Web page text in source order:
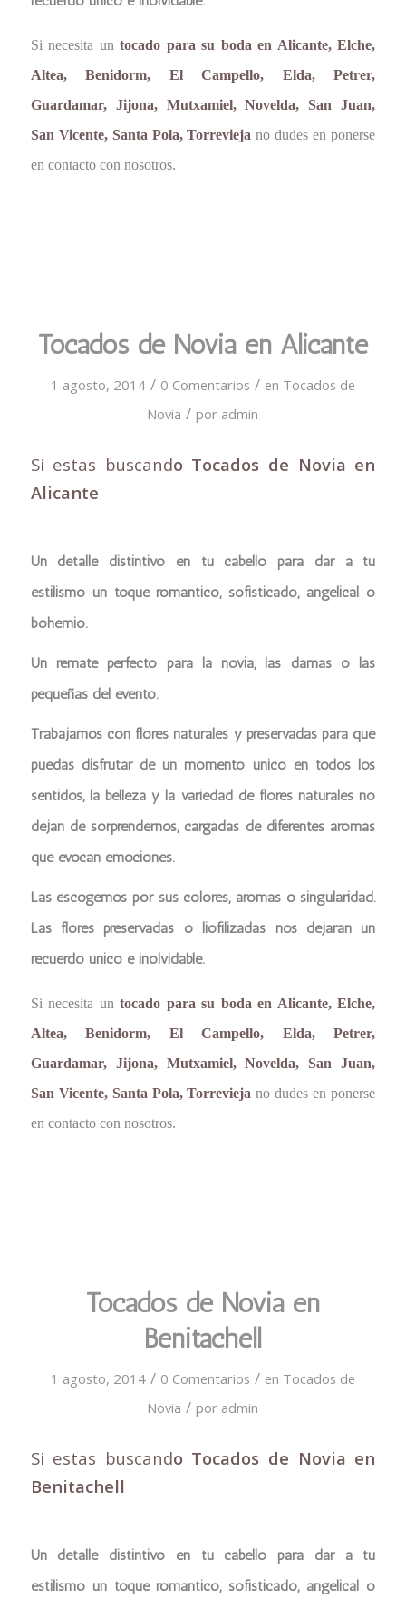
Si necesita untocado para su boda en Alicante, Elche,
Altea, Benidorm, El Campello, Elda, Petrer,
Guardamar, Jijona, Mutxamiel, Novelda, San Juan,
San Vicente, Santa Pola, Torrevieja no dudes en ponerse
en contacto con nosotros.
Tocados de Novia en Alicante
1 agosto, 2014 / 0 Comentarios / en Tocados de
Novia / por admin
Si estas buscando Tocados de Novia en
Alicante
Un detalle distintivo en tu cabello para dar a tu
estilismo un toque romántico, sofisticado, angelical o
bohemio.
Un remate perfecto para la novia, las damas o las
pequeñas del evento.
Trabajamos con flores naturales y preservadas para que
puedas disfrutar de un momento único en todos los
sentidos, la belleza y la variedad de flores naturales no
dejan de sorprendernos, cargadas de diferentes aromas
que evocan emociones.
Las escogemos por sus colores, aromas o singularidad.
Las flores preservadas o liofilizadas nos dejaran un
recuerdo único e inolvidable.
Si necesita untocado para su boda en Alicante, Elche,
Altea, Benidorm, El Campello, Elda, Petrer,
Guardamar, Jijona, Mutxamiel, Novelda, San Juan,
San Vicente, Santa Pola, Torrevieja no dudes en ponerse
en contacto con nosotros.
Tocados de Novia en
Benitachell
1 agosto, 2014 / 0 Comentarios / en Tocados de
Novia / por admin
Si estas buscando Tocados de Novia en
Benitachell
Un detalle distintivo en tu cabello para dar a tu
estilismo un toque romántico, sofisticado, angelical o